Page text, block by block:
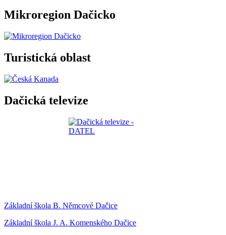
Mikroregion Dačicko
Turistická oblast
Dačická televize
Základní škola B. Němcové Dačice
Základní škola J. A. Komenského Dačice